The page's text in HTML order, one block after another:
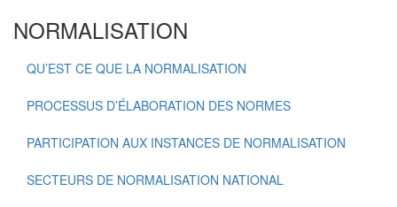
NORMALISATION
QU’EST CE QUE LA NORMALISATION
PROCESSUS D’ÉLABORATION DES NORMES
PARTICIPATION AUX INSTANCES DE NORMALISATION
SECTEURS DE NORMALISATION NATIONAL